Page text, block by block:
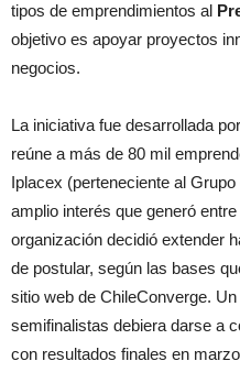
tipos de emprendimientos al
objetivo es apoyar proyectos
negocios.
La iniciativa fue desarrollada
reúne a más de 80 mil
Iplacex (perteneciente al
amplio interés que generó
organización decidió extender
de postular, según las bases
sitio web de ChileConverge.
semifinalistas debiera darse a
con resultados finales en